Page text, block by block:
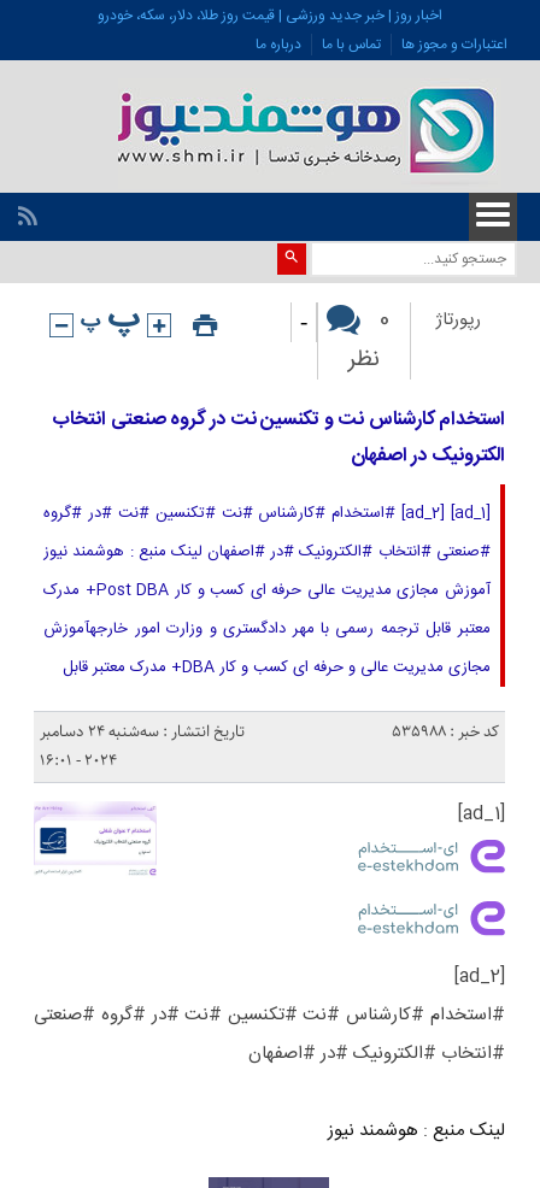
اخبار روز | خبر جدید ورزشی | قیمت روز طلا، دلار، سکه، خودرو
اعتبارات و مجوز ها
تماس با ما درباره ما
رپورتاژ
0
نظر
-
استخدام کارشناس نت و تکنسین نت در گروه صنعتی انتخاب
الکترونیک در اصفهان
[ad_1] [ad_2] #استخدام #کارشناس #نت #تکنسین #نت #در #گروه
#صنعتی #انتخاب #الکترونیک #در #اصفهان لینک منبع : هوشمند نیوز
آموزش مجازی مدیریت عالی حرفه ای کسب و کار Post DBA+ مدرک
معتبر قابل ترجمه رسمی با مهر دادگستری و وزارت امور خارجهآموزش
مجازی مدیریت عالی و حرفه ای کسب و کار DBA+ مدرک معتبر قابل
کد خبر : 535988
تاریخ انتشار : سه‌شنبه 24 دسامبر
2024 - 16:01
[ad_1]
[ad_2]
#استخدام #کارشناس #نت #تکنسین #نت #در #گروه #صنعتی
#انتخاب #الکترونیک #در #اصفهان
لینک منبع : هوشمند نیوز